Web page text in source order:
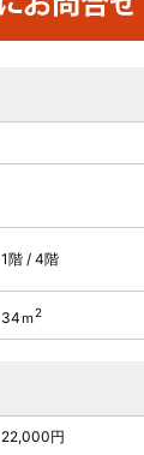
1階 / 4階
34ｍ2
22,000円